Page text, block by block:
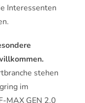
Interessenten
stehen
im
MAX GEN 2.0